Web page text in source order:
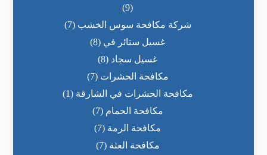
(9)
شركة مكافحة سوس الخشب (7)
غسيل ستائر في (8)
غسيل سجاد (8)
مكافحة الحشرات (7)
مكافحة الحشرات في الشارقة (1)
مكافحة الحمام (7)
مكافحة الرمة (7)
مكافحة العثة (7)